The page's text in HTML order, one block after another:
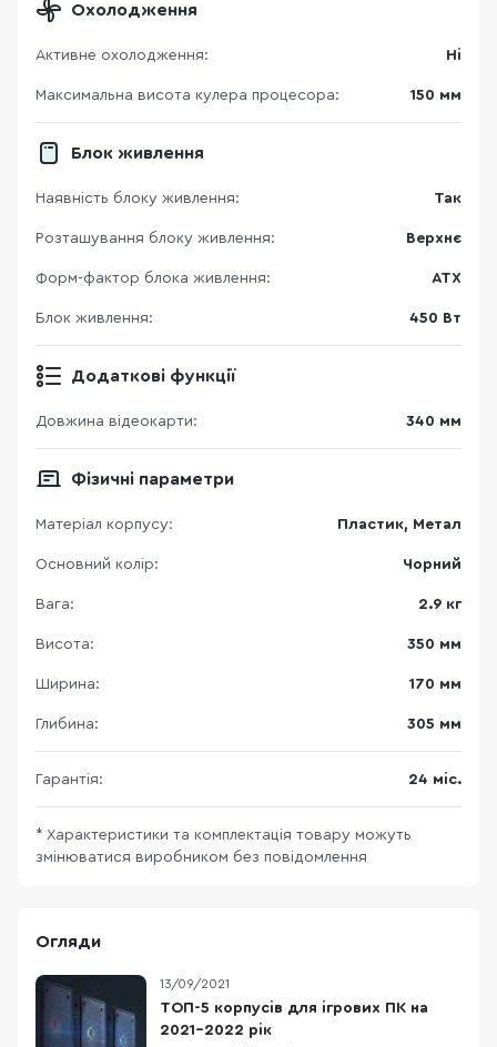
Охолодження
Активне охолодження: Ні
Максимальна висота кулера процесора: 150 мм
Блок живлення
Наявність блоку живлення: Так
Розташування блоку живлення: Верхнє
Форм-фактор блока живлення: ATX
Блок живлення: 450 Вт
Додаткові функції
Довжина відеокарти: 340 мм
Фізичні параметри
Матеріал корпусу: Пластик, Метал
Основний колір: Чорний
Вага: 2.9 кг
Висота: 350 мм
Ширина: 170 мм
Глибина: 305 мм
Гарантія: 24 міс.
* Характеристики та комплектація товару можуть
змінюватися виробником без повідомлення
Огляди
13/09/2021
ТОП-5 корпусів для ігрових ПК на
2021-2022 рік